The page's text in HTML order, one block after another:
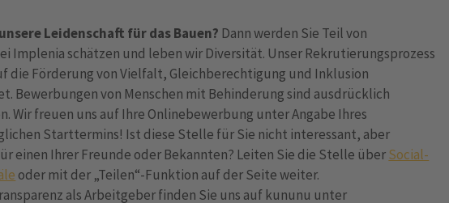
Leidenschaft für das Bauen? Dann werden Sie Teil von
Implenia schätzen und leben wir Diversität. Unser Rekrutierungsprozess
die Förderung von Vielfalt, Gleichberechtigung und Inklusion
Bewerbungen von Menschen mit Behinderung sind ausdrücklich
Wir freuen uns auf Ihre Onlinebewerbung unter Angabe Ihres
Starttermins! Ist diese Stelle für Sie nicht interessant, aber
einen Ihrer Freunde oder Bekannten? Leiten Sie die Stelle überSocial-
oder mit der „Teilen“-Funktion auf der Seite weiter.
als Arbeitgeber finden Sie uns auf kununu unter